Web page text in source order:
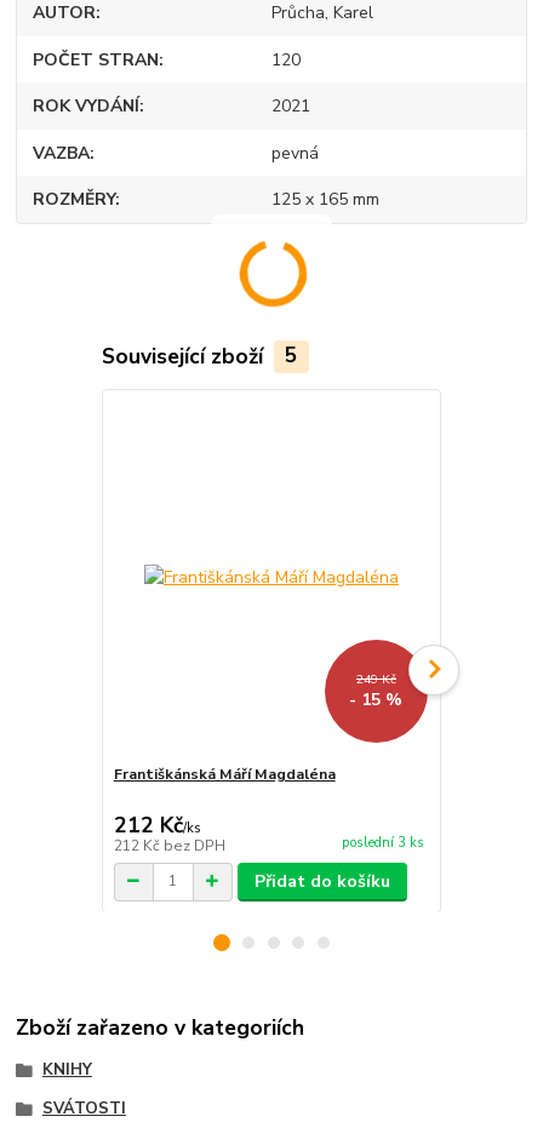
AUTOR Průcha, Karel
POČET STRAN 120
ROK VYDÁNÍ 2021
VAZBA pevná
ROZMĚRY 125 x 165 mm
Související zboží 5
249 Kč
- 15 %
Františkánská Máří Magdaléna
212 Kč/ks
212 Kč bez DPH poslední 3 ks
Přidat do košíku
Zboží zařazeno v kategoriích
KNIHY
SVÁTOSTI